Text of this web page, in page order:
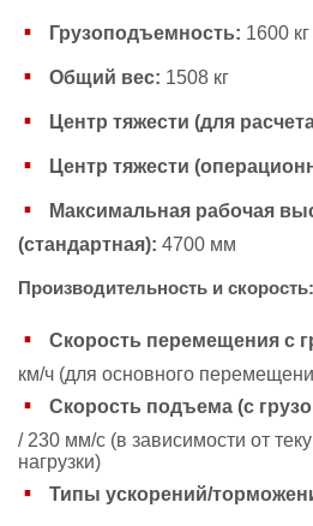
Грузоподъемность: 1600
Общий вес: 1508 кг
Центр тяжести (для
Центр тяжести
Максимальная рабочая
(стандартная): 4700 мм
Производительность и скорость:
Скорость перемещения с
км/ч (для основного
Скорость подъема (с
/ 230 мм/с (в зависимости от
нагрузки)
Типы ускорений/